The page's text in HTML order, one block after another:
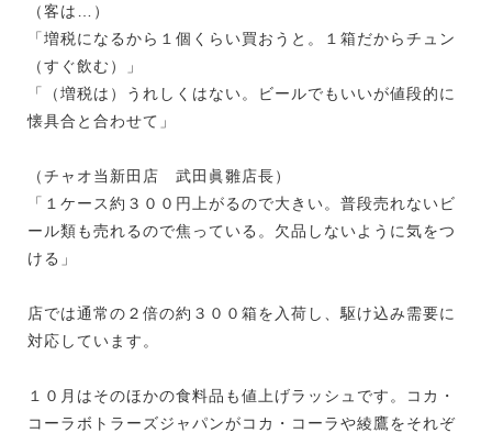
（客は…）
「増税になるから１個くらい買おうと。１箱だからチュン
（すぐ飲む）」
「（増税は）うれしくはない。ビールでもいいが値段的に
懐具合と合わせて」
（チャオ当新田店 武田眞雛店長）
「１ケース約３００円上がるので大きい。普段売れないビ
ール類も売れるので焦っている。欠品しないように気をつ
ける」
店では通常の２倍の約３００箱を入荷し、駆け込み需要に
対応しています。
１０月はそのほかの食料品も値上げラッシュです。コカ・
コーラボトラーズジャパンがコカ・コーラや綾鷹をそれぞ